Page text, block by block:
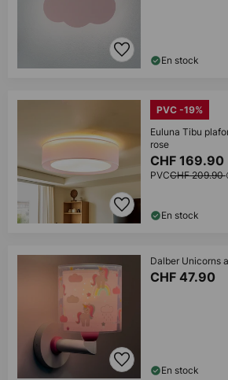
En stock
PVC -19%
Euluna Tibu
rose
CHF 169.90
PVCCHF 209.90
En stock
Dalber Unicorns
CHF 47.90
En stock